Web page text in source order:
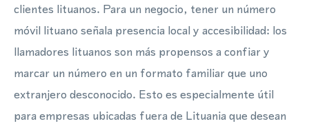
clientes lituanos. Para un negocio, tener un número
móvil lituano señala presencia local y accesibilidad: los
llamadores lituanos son más propensos a confiar y
marcar un número en un formato familiar que uno
extranjero desconocido. Esto es especialmente útil
para empresas ubicadas fuera de Lituania que desean